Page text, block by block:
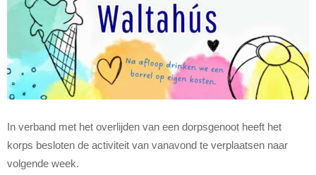
In verband met het overlijden van een dorpsgenoot heeft het
korps besloten de activiteit van vanavond te verplaatsen naar
volgende week.